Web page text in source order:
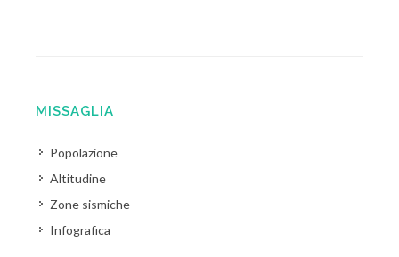
MISSAGLIA
Popolazione
Altitudine
Zone sismiche
Infografica